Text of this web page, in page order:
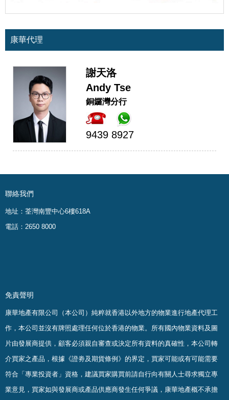
康華代理
謝天洛
Andy Tse
銅鑼灣分行
9439 8927
聯絡我們
地址：荃灣南豐中心6樓618A
電話：2650 8000
免責聲明
康華地產有限公司（本公司）純粹就香港以外地方的物業進行地產代理工
作，本公司並沒有牌照處理任何位於香港的物業。 所有國內物業資料及圖
片由發展商提供，顧客必須親自審查或決定所有資料的真確性 ， 本公司轉
介買家之產品，根據《證劵及期貨條例》的界定，買家可能或有可能需要
符合「專業投資者」資格，建議買家購買前請自行向有關人士尋求獨立專
業意見，買家如與發展商或產品供應商發生任何爭議，康華地產概不承擔